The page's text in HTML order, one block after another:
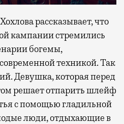
рассказывает, что
кампании стремились
богемы,
техникой. Так
Девушка, которая перед
решает отпарить шлейф
с помощью гладильной
люди, отдыхающие в